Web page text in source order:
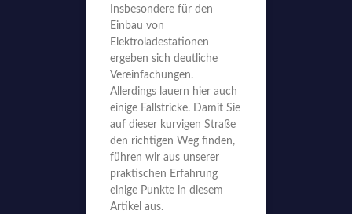
Insbesondere für den
Einbau von
Elektroladestationen
ergeben sich deutliche
Vereinfachungen.
Allerdings lauern hier auch
einige Fallstricke. Damit Sie
auf dieser kurvigen Straße
den richtigen Weg finden,
führen wir aus unserer
praktischen Erfahrung
einige Punkte in diesem
Artikel aus.